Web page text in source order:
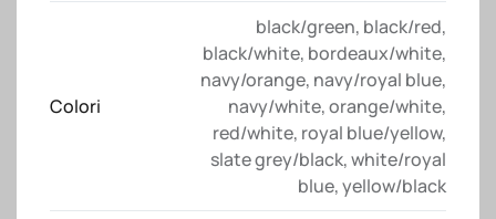
Colori
black/green, black/red,
black/white, bordeaux/white,
navy/orange, navy/royal blue,
navy/white,orange/white,
red/white, royal blue/yellow,
slate grey/black,white/royal
blue,yellow/black